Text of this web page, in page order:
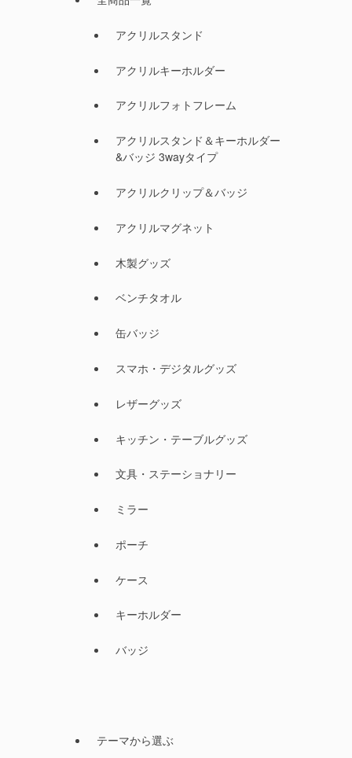
アクリルスタンド
アクリルキーホルダー
アクリルフォトフレーム
アクリルスタンド＆キーホルダー
&バッジ 3wayタイプ
アクリルクリップ＆バッジ
アクリルマグネット
木製グッズ
ベンチタオル
缶バッジ
スマホ・デジタルグッズ
レザーグッズ
キッチン・テーブルグッズ
文具・ステーショナリー
ミラー
ポーチ
ケース
キーホルダー
バッジ
テーマから選ぶ